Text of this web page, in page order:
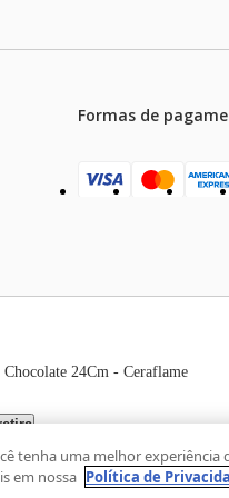
24Cm - Ceraflame
Formas de
Preços e condições de
são meramente ilustrativas.
Narchi, nº 1650, sobreloja,
tenha uma melhor experiência
em nossa Política de